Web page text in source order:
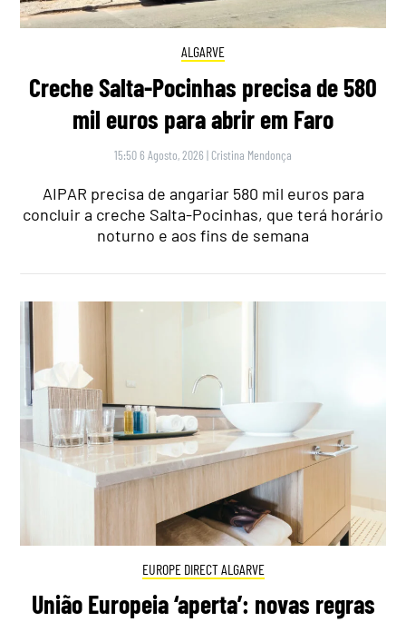
ALGARVE
Creche Salta-Pocinhas precisa de 580
mil euros para abrir em Faro
15:50 6 Agosto, 2026 | Cristina Mendonça
AIPAR precisa de angariar 580 mil euros para
concluir a creche Salta-Pocinhas, que terá horário
noturno e aos fins de semana
EUROPE DIRECT ALGARVE
União Europeia ‘aperta’: novas regras